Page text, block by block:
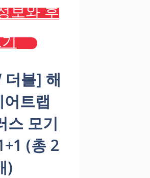
보와 후
더블] 해
트랩
스 모기
(총 2
)